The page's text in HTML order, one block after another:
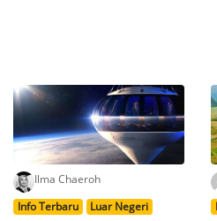
Ilma Chaeroh
Info Terbaru
Luar Negeri